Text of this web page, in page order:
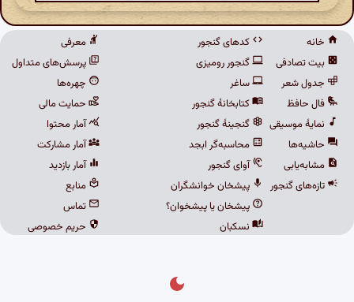
خانه
بیت تصادفی
جدول شعر
فال حافظ
نمایهٔ موسیقی
حاشیه‌ها
مشابه‌یابی
تازه‌های گنجور
کدهای گنجور
گنجور رومیزی
ساغر
کتابخانهٔ گنجور
گنجینهٔ گنجور
محاسبه‌گر ابجد
آوای گنجور
پیشخان خوانشگران
پیشخان یا پیشخوان؟
نسکبان
معرفی
پرسش‌های متداول
چهره‌ها
حمایت مالی
آمار محتوا
آمار مشارکت
آمار بازدید
منابع
تماس
حریم خصوصی